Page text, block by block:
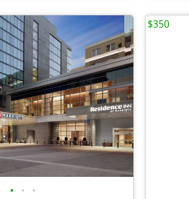
• • •
$350